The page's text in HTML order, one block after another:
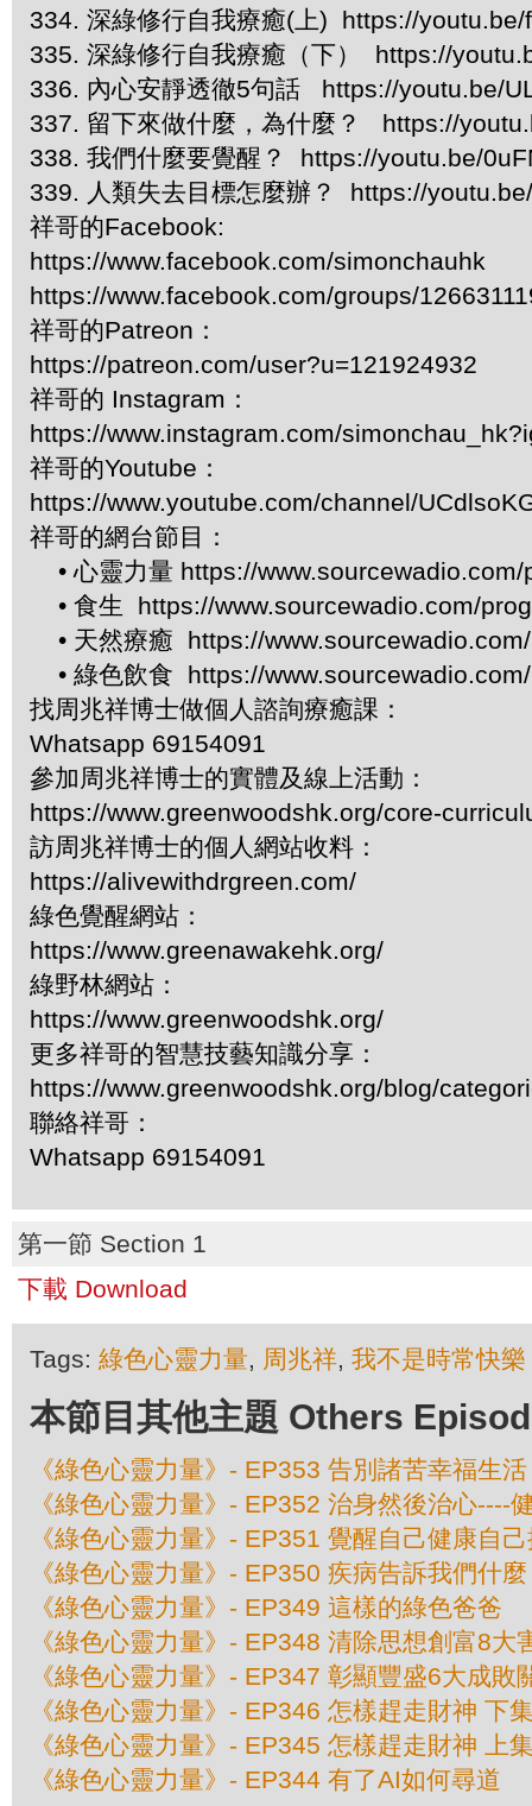
334. 深綠修行自我療癒(上) https://youtu.be/
335. 深綠修行自我療癒（下） https://
336. 內心安靜透徹5句話 https://youtu.be/
337. 留下來做什麼，為什麼？ https://
338. 我們什麼要覺醒？ https://youtu.be/
339. 人類失去目標怎麼辦？ https://
祥哥的Facebook:
https://www.facebook.com/simonchauhk
https://www.facebook.com/groups/
祥哥的Patreon：
https://patreon.com/user?u=121924932
祥哥的 Instagram：
https://www.instagram.com/
祥哥的Youtube：
https://www.youtube.com/channel/
祥哥的網台節目：
• 心靈力量 https://
• 食生 https://www.sourcewadio.com/
• 天然療癒 https://
• 綠色飲食 https://
找周兆祥博士做個人諮詢療癒課：
Whatsapp 69154091
參加周兆祥博士的實體及線上活動：
https://www.greenwoodshk.org/core-
訪周兆祥博士的個人網站收料：
https://alivewithdrgreen.com/
綠色覺醒網站：
https://www.greenawakehk.org/
綠野林網站：
https://www.greenwoodshk.org/
更多祥哥的智慧技藝知識分享：
https://www.greenwoodshk.org/blog/
聯絡祥哥：
Whatsapp 69154091
第一節 Section 1
下載 Download
Tags: 綠色心靈力量, 周兆祥, 我不是時常快樂
本節目其他主題 Others
《綠色心靈力量》- EP353 告別諸苦幸福生活
《綠色心靈力量》- EP352 治身然後治心----
《綠色心靈力量》- EP351 覺醒自己健康自
《綠色心靈力量》- EP350 疾病告訴我們什麼
《綠色心靈力量》- EP349 這樣的綠色爸爸
《綠色心靈力量》- EP348 清除思想創富8大
《綠色心靈力量》- EP347 彰顯豐盛6大成敗
《綠色心靈力量》- EP346 怎樣趕走財神 下
《綠色心靈力量》- EP345 怎樣趕走財神 上
《綠色心靈力量》- EP344 有了AI如何尋道